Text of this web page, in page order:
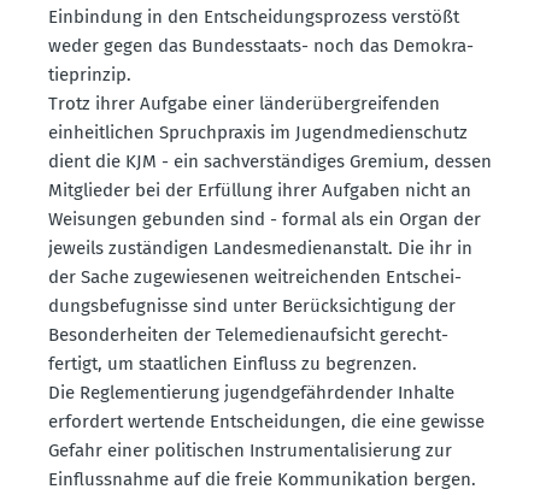
Einbindung in den Entschei­dungs­prozess verstößt
weder gegen das Bundes­staats- noch das Demokra­
tie­prinzip.
Trotz ihrer Aufgabe einer länder­über­grei­fenden
einheit­lichen Spruch­praxis im Jugend­me­di­en­schutz
dient die KJM - ein sachver­stän­diges Gremium, dessen
Mitglieder bei der Erfüllung ihrer Aufgaben nicht an
Weisungen gebunden sind - formal als ein Organ der
jeweils zustän­digen Landes­me­di­en­an­stalt. Die ihr in
der Sache zugewie­senen weitrei­chenden Entschei­
dungs­be­fug­nisse sind unter Berück­sich­tigung der
Beson­der­heiten der Teleme­di­en­auf­sicht gerecht­
fertigt, um staat­lichen Einfluss zu begrenzen.
Die Regle­men­tierung jugend­ge­fähr­dender Inhalte
erfordert wertende Entschei­dungen, die eine gewisse
Gefahr einer politi­schen Instru­men­ta­li­sierung zur
Einfluss­nahme auf die freie Kommu­ni­kation bergen.